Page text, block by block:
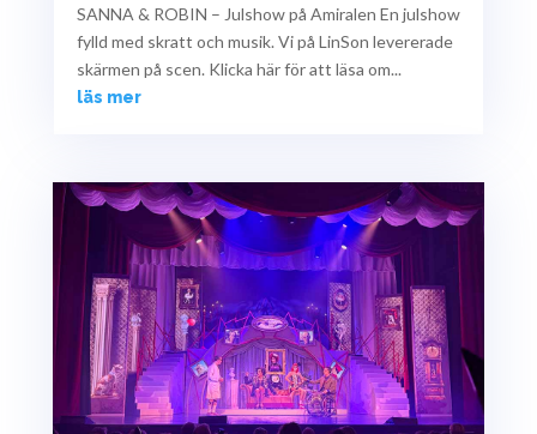
SANNA & ROBIN – Julshow på Amiralen En julshow
fylld med skratt och musik. Vi på LinSon levererade
skärmen på scen. Klicka här för att läsa om...
läs mer